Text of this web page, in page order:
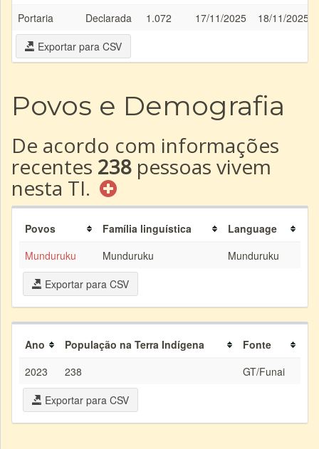
Portaria Declarada 1.072 17/11/2025
18/11/2025
Exportar para CSV
Povos e Demografia
De acordo com informações
recentes 238 pessoas vivem
nesta TI.
Povos Família linguística
Language
Munduruku
Munduruku
Munduruku
Exportar para CSV
Ano População na Terra Indígena
Fonte
2023
238
GT/Funai
Exportar para CSV